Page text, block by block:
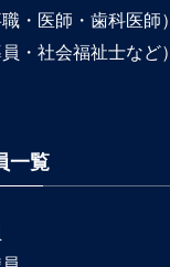
・医師・歯科医師）
・社会福祉士など）
一覧